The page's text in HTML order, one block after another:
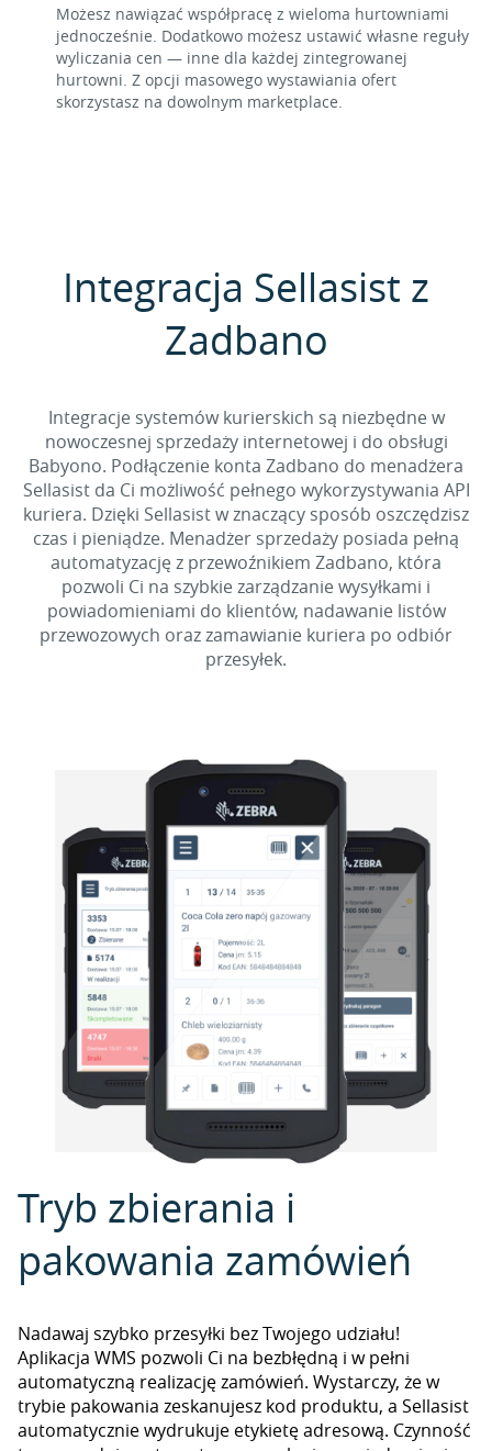
Możesz nawiązać współpracę z wieloma hurtowniami
jednocześnie. Dodatkowo możesz ustawić własne reguły
wyliczania cen — inne dla każdej zintegrowanej
hurtowni. Z opcji masowego wystawiania ofert
skorzystasz na dowolnym marketplace.
Integracja Sellasist z
Zadbano
Integracje systemów kurierskich są niezbędne w
nowoczesnej sprzedaży internetowej i do obsługi
Babyono. Podłączenie konta Zadbano do menadżera
Sellasist da Ci możliwość pełnego wykorzystywania API
kuriera. Dzięki Sellasist w znaczący sposób oszczędzisz
czas i pieniądze. Menadżer sprzedaży posiada pełną
automatyzację z przewoźnikiem Zadbano, która
pozwoli Ci na szybkie zarządzanie wysyłkami i
powiadomieniami do klientów, nadawanie listów
przewozowych oraz zamawianie kuriera po odbiór
przesyłek.
Tryb zbierania i
pakowania zamówień
Nadawaj szybko przesyłki bez Twojego udziału!
Aplikacja WMS pozwoli Ci na bezbłędną i w pełni
automatyczną realizację zamówień. Wystarczy, że w
trybie pakowania zeskanujesz kod produktu, a Sellasist
automatycznie wydrukuje etykietę adresową. Czynność